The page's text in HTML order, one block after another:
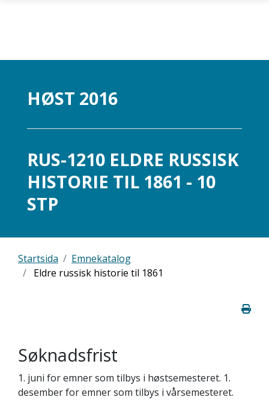
HØST 2016
RUS-1210 ELDRE RUSSISK
HISTORIE TIL 1861 - 10
STP
Startsida
Emnekatalog
Eldre russisk historie til 1861
Søknadsfrist
1. juni for emner som tilbys i høstsemesteret. 1.
desember for emner som tilbys i vårsemesteret.